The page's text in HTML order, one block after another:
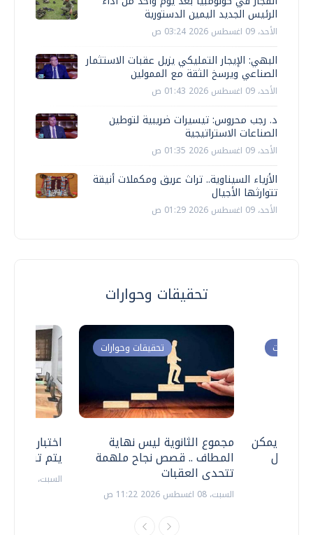
الرئيس الجديد اليمين الدستورية
الأحد، 09 اغسطس 2026 03:24 ص
البهي: الإيجار التمليكي يزيل عقبات الاستثمار
الصناعي ويرسخ الثقة مع الممولين
الأحد، 09 اغسطس 2026 01:43 ص
د. رجب محروس: تيسيرات ضريبية لتوطين
الصناعات الاستراتيجية
الأحد، 09 اغسطس 2026 01:35 ص
الأزياء السيناوية.. تراث عريق ومكملات أنيقة
تتوارثها الأجيال
الأحد، 09 اغسطس 2026 01:29 ص
تحقيقات وحوارات
اختبارات
يتم
السبت، 18 يوليو 2026 09:22 ص
تحقيقات وحوارات
مجموع الثانوية ليس نهاية
المطاف .. قصص نجاح ملهمة
تتحدى العقبات
السبت، 08 اغسطس 2026 11:22 ص
وحوارات
.. هل يمكن
نتعامل